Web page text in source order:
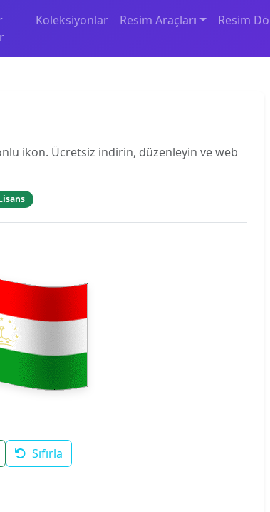
Koleksiyonlar Resim Araçları Resim
ikon. Ücretsiz indirin, düzenleyin ve web
Sıfırla